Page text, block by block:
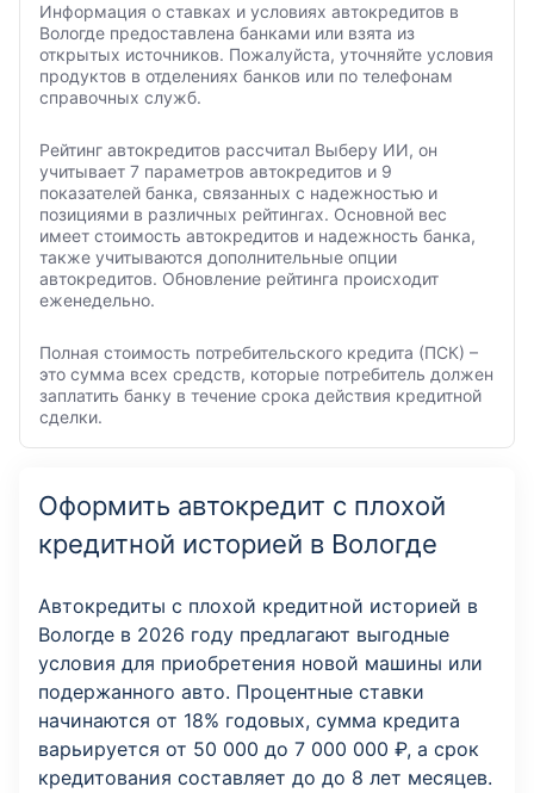
Информация о ставках и условиях автокредитов в
Вологде предоставлена банками или взята из
открытых источников. Пожалуйста, уточняйте условия
продуктов в отделениях банков или по телефонам
справочных служб.
Рейтинг автокредитов рассчитал Выберу ИИ, он
учитывает 7 параметров автокредитов и 9
показателей банка, связанных с надежностью и
позициями в различных рейтингах. Основной вес
имеет стоимость автокредитов и надежность банка,
также учитываются дополнительные опции
автокредитов. Обновление рейтинга происходит
еженедельно.
Полная стоимость потребительского кредита (ПСК) –
это сумма всех средств, которые потребитель должен
заплатить банку в течение срока действия кредитной
сделки.
Оформить автокредит с плохой
кредитной историей в Вологде
Автокредиты с плохой кредитной историей в
Вологде в 2026 году предлагают выгодные
условия для приобретения новой машины или
подержанного авто. Процентные ставки
начинаются от 18% годовых, сумма кредита
варьируется от 50 000 до 7 000 000 ₽, а срок
кредитования составляет до до 8 лет месяцев.